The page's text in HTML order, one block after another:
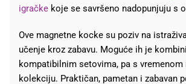
igračke koje se savršeno nadopunjuju s
Ove magnetne kocke su poziv na
učenje kroz zabavu. Moguće ih je
kompatibilnim setovima, pa s
kolekciju. Praktičan, pametan i zabavan